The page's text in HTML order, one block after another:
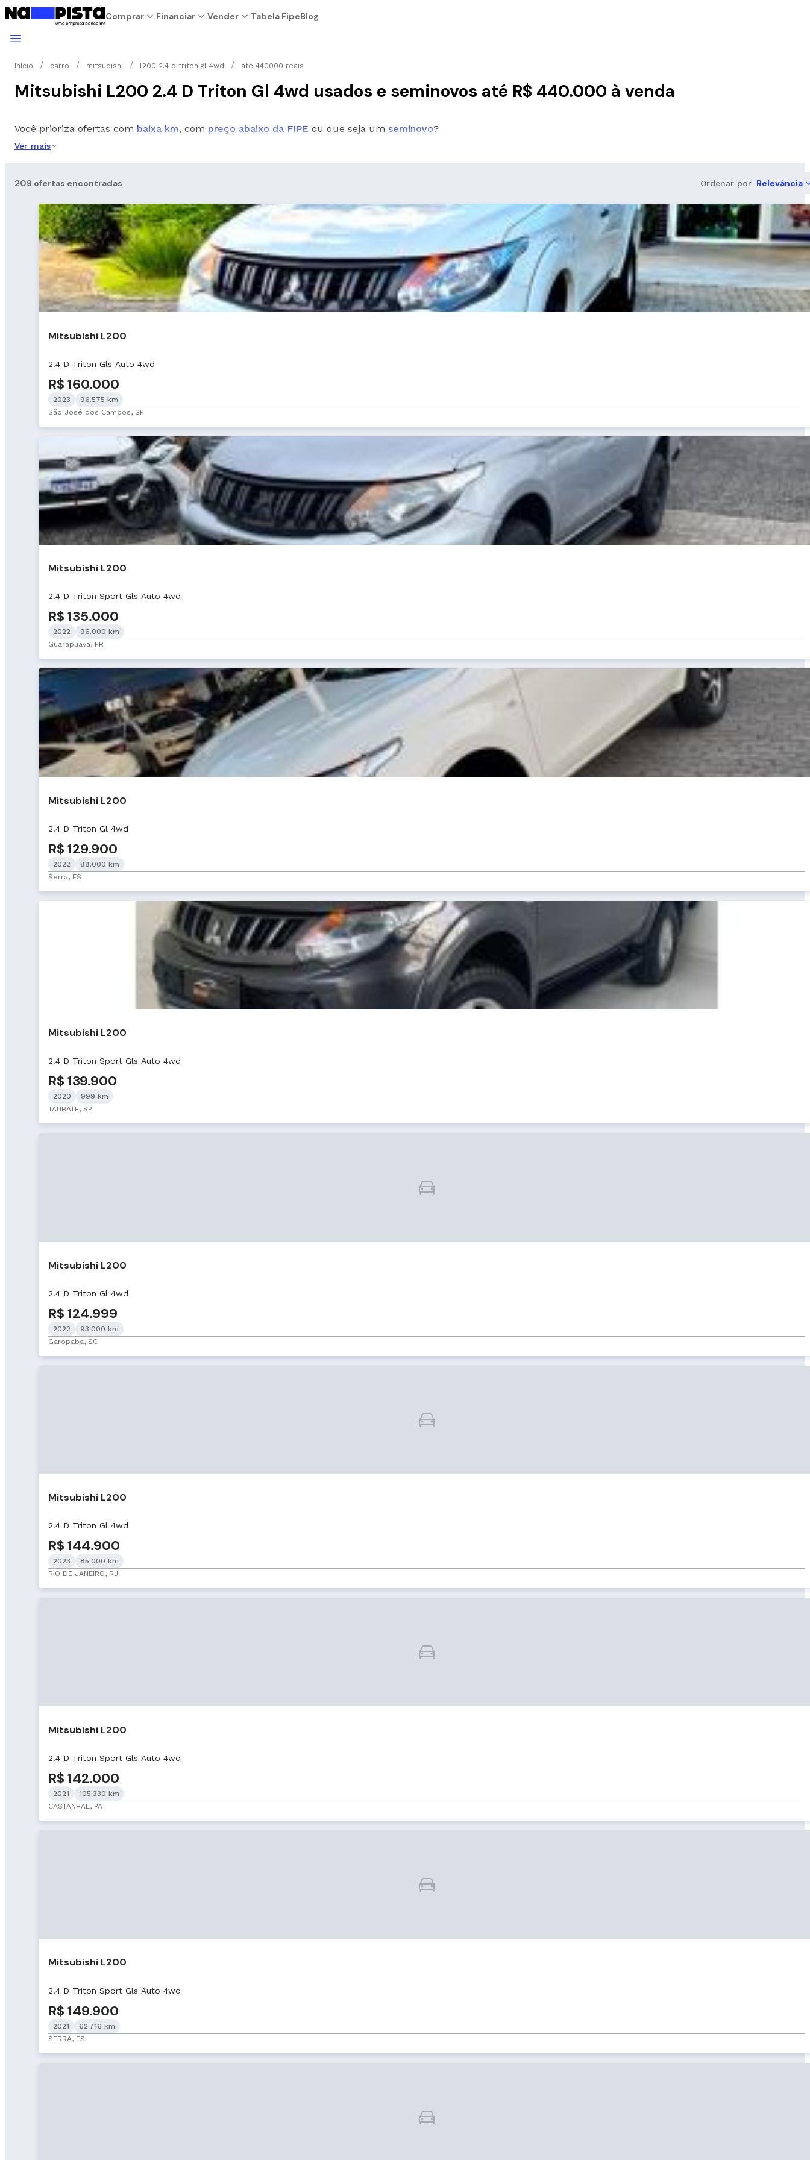
Comprar Financiar Vender Tabela FipeBlog
Início carro mitsubishi l200 2.4 d triton gl 4wd até 440000 reais
Mitsubishi L200 2.4 D Triton Gl 4wd usados e seminovos até R$ 440.000 à venda
Você prioriza ofertas com baixa km, com preço abaixo da FIPE ou que seja um seminovo?
Ver mais
209 ofertas encontradas Ordenar por Relevância
Mitsubishi L200
2.4 D Triton Gls Auto 4wd
R$ 160.000
2023
96.575 km
São José dos Campos, SP
Mitsubishi L200
2.4 D Triton Sport Gls Auto 4wd
R$ 135.000
2022
96.000 km
Guarapuava, PR
Mitsubishi L200
2.4 D Triton Gl 4wd
R$ 129.900
2022
88.000 km
Serra, ES
Mitsubishi L200
2.4 D Triton Sport Gls Auto 4wd
R$ 139.900
2020
999 km
TAUBATE, SP
Mitsubishi L200
2.4 D Triton Gl 4wd
R$ 124.999
2022
93.000 km
Garopaba, SC
Mitsubishi L200
2.4 D Triton Gl 4wd
R$ 144.900
2023
85.000 km
RIO DE JANEIRO, RJ
Mitsubishi L200
2.4 D Triton Sport Gls Auto 4wd
R$ 142.000
2021
105.330 km
CASTANHAL, PA
Mitsubishi L200
2.4 D Triton Sport Gls Auto 4wd
R$ 149.900
2021
62.716 km
SERRA, ES